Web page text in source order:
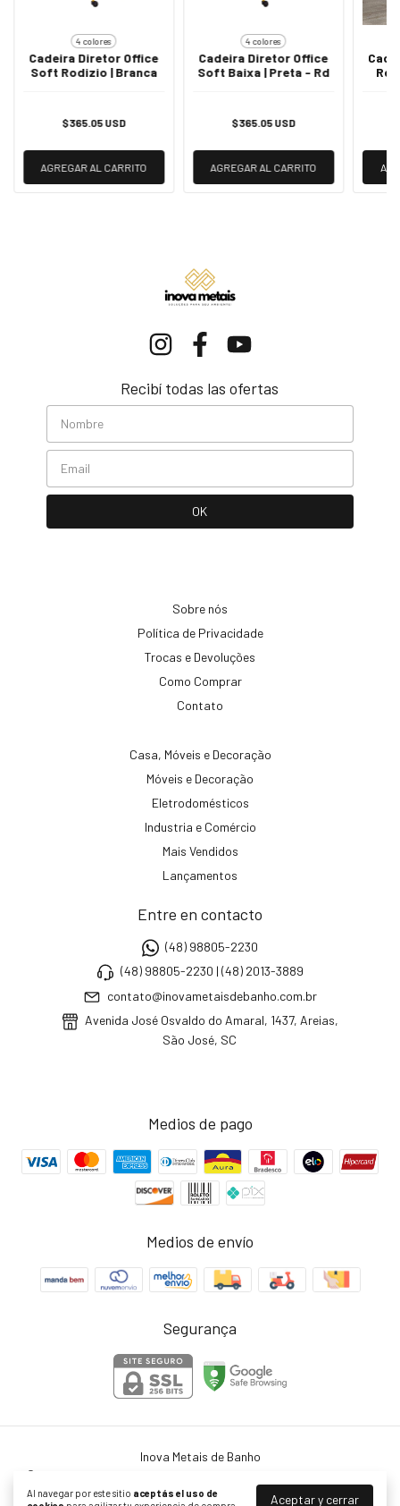
Al navegar por este sitio aceptás el uso de
Aceptar y cerrar
4 colores
Cadeira Diretor Office
Soft Rodizio | Branca
$365.05 USD
AGREGAR AL CARRITO
4 colores
Cadeira Diretor Office
Soft Baixa | Preta - Rd
$365.05 USD
AGREGAR AL CARRITO
Rd
Recibí todas las ofertas
Sobre nós
Política de Privacidade
Trocas e Devoluções
Como Comprar
Contato
Casa, Móveis e Decoração
Móveis e Decoração
Eletrodomésticos
Industria e Comércio
Mais Vendidos
Lançamentos
Entre en contacto
(48) 98805-2230
(48) 98805-2230 | (48) 2013-3889
contato@inovametaisdebanho.com.br
Avenida José Osvaldo do Amaral, 1437, Areias,
São José, SC
Medios de pago
Medios de envío
Segurança
Inova Metais de Banho
©2026. Inova Metais - 45754364000103. Todos los derechos reservados.